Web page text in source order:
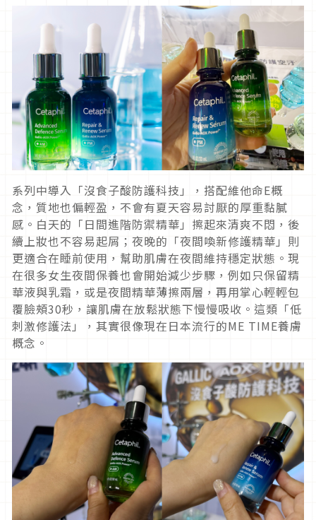
系列中導入「沒食子酸防護科技」，搭配維他命E概
念，質地也偏輕盈，不會有夏天容易討厭的厚重黏膩
感。白天的「日間進階防禦精華」擦起來清爽不悶，後
續上妝也不容易起屑；夜晚的「夜間喚新修護精華」則
更適合在睡前使用，幫助肌膚在夜間維持穩定狀態。現
在很多女生夜間保養也會開始減少步驟，例如只保留精
華液與乳霜，或是夜間精華薄擦兩層，再用掌心輕輕包
覆臉頰30秒，讓肌膚在放鬆狀態下慢慢吸收。這類「低
刺激修護法」，其實很像現在日本流行的ME TIME養膚
概念。